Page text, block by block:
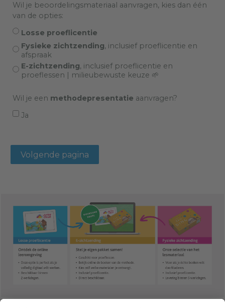
Wil je beoordelingsmateriaal aanvragen, kies dan één
van de opties:
Losse proeflicentie
Fysieke zichtzending, inclusief proeflicentie en
afspraak
E-zichtzending, inclusief proeflicentie en
proeflessen | milieubewuste keuze 🌱
Wil je een methodepresentatie aanvragen?
Ja